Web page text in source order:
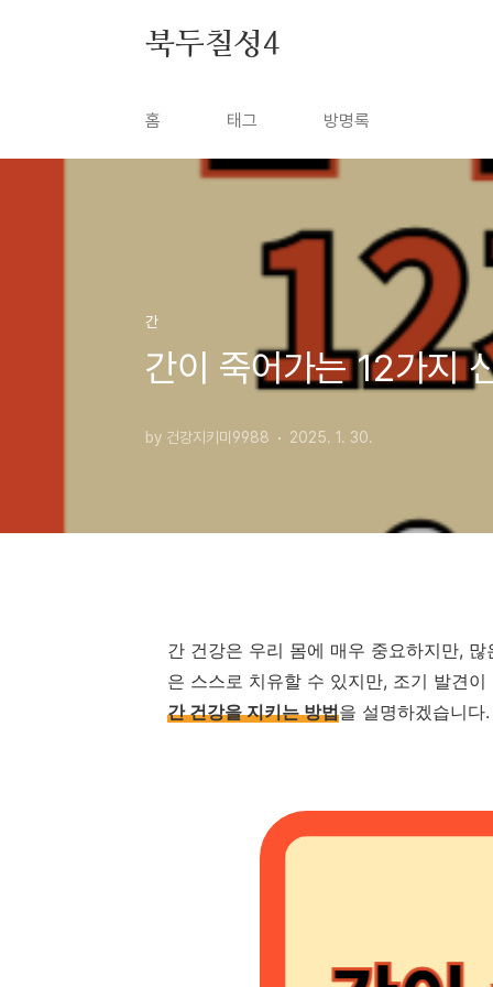
북두칠성4
홈 태그 방명록
간
간이 죽어가는 12가지
by 건강지키미9988 2025. 1. 30.
간 건강은 우리 몸에 매우 중요하지만,
은 스스로 치유할 수 있지만, 조기 발견
간 건강을 지키는 방법을 설명하겠습니다.